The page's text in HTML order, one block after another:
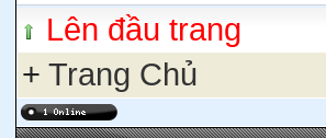
Lên đầu trang
+ Trang Chủ